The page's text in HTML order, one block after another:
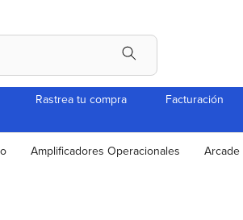
Rastrea tu compra
Facturación
Amplificadores Operacionales Arcade